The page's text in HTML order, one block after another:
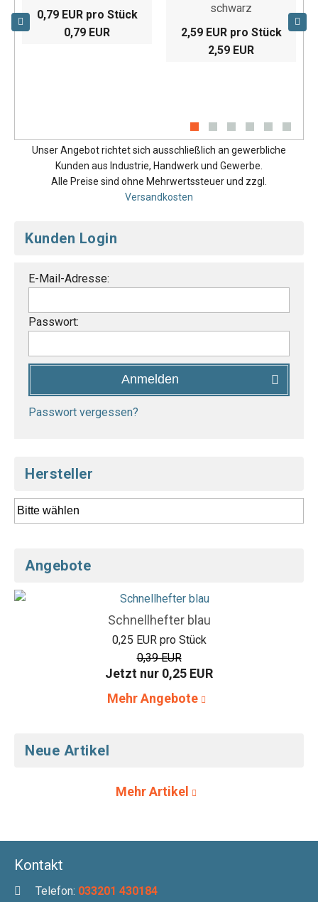
0,79 EUR pro Stück
0,79 EUR
schwarz
2,59 EUR pro Stück
2,59 EUR
Unser Angebot richtet sich ausschließlich an gewerbliche
Kunden aus Industrie, Handwerk und Gewerbe.
Alle Preise sind ohne Mehrwertssteuer und zzgl.
Versandkosten
Kunden Login
E-Mail-Adresse:
Passwort:
Anmelden
Passwort vergessen?
Hersteller
Angebote
Schnellhefter blau
0,25 EUR pro Stück
0,39 EUR
Jetzt nur 0,25 EUR
Mehr Angebote
Neue Artikel
Mehr Artikel
Kontakt
Telefon: 033201 430184